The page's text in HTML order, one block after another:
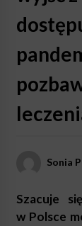
Sonia
Szacuje
w Polsce